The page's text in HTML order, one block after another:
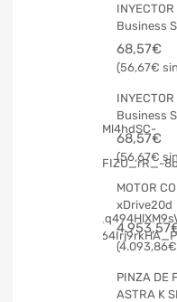
Business
68,57€
56,67€
Business
68,57€
56,67€
MOTOR
xDrive20d
4.953,57
4.093,86€
PINZA DE
ASTRA K